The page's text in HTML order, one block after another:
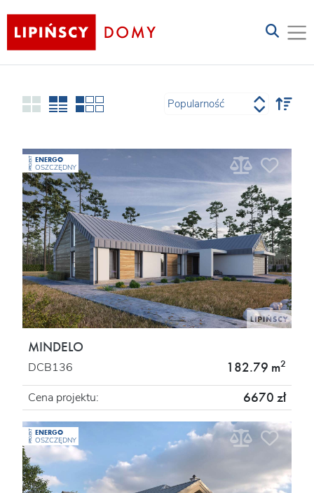
PROJEKT ENERGO
OSZCZĘDNY
MINDELO
DCB136 182.79 m2
Cena projektu: 6670 zł
PROJEKT ENERGO
OSZCZĘDNY